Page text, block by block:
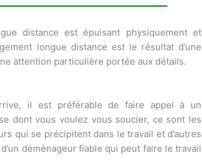
distance est épuisant physiquement et
longue distance est le résultat d’une
attention particulière portée aux détails.
il est préférable de faire appel à un
dont vous voulez vous soucier, ce sont les
qui se précipitent dans le travail et d’autres
déménageur fiable qui peut faire le travail